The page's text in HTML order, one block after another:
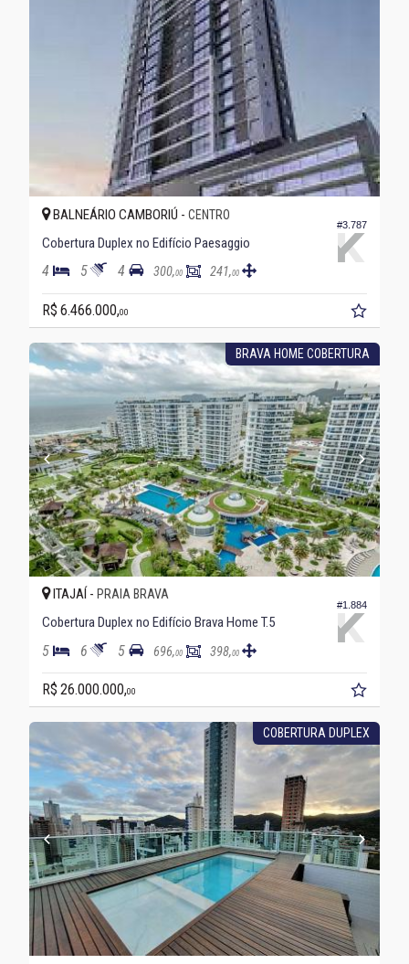
#3.787
BALNEÁRIO CAMBORIÚ - CENTRO
Cobertura Duplex no Edifício Paesaggio
4 5 4 300,00 241,00
R$ 6.466.000,00
BRAVA HOME COBERTURA
#1.884
ITAJAÍ - PRAIA BRAVA
Cobertura Duplex no Edifício Brava Home T.5
5 6 5 696,00 398,00
R$ 26.000.000,00
COBERTURA DUPLEX